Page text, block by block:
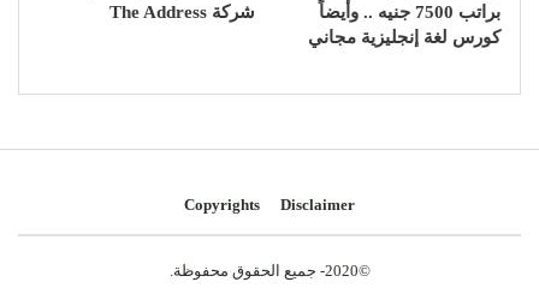
براتب 7500 جنيه .. وأيضاً
كورس لغة إنجليزية مجاني
شركة The Address
Disclaimer
Copyrights
©2020- جميع الحقوق محفوظة.